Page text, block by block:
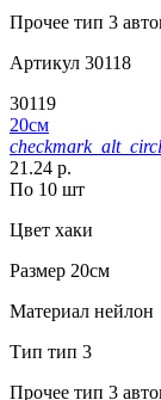
Прочее тип 3
Артикул 30118
30119
20см
21.24 р.
По 10 шт
Цвет хаки
Размер 20см
Материал нейлон
Тип тип 3
Прочее тип 3